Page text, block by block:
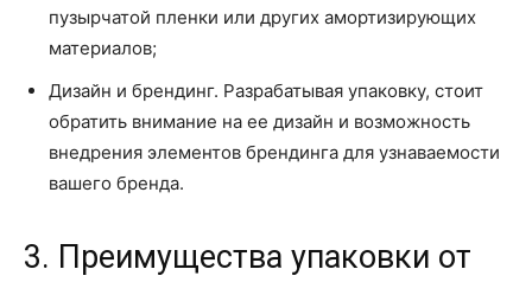
пузырчатой пленки или других амортизирующих
материалов;
Дизайн и брендинг. Разрабатывая упаковку, стоит
обратить внимание на ее дизайн и возможность
внедрения элементов брендинга для узнаваемости
вашего бренда.
3. Преимущества упаковки от